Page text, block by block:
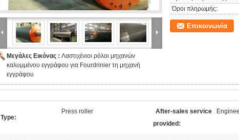
Μεγάλες Εικόνας : Λαστιχένιοι ρόλοι μηχανών
καλυμμένου εγγράφου για Fourdrinier τη μηχανή
εγγράφου
Όροι πληρωμής:
Επικοινωνία
Type:
Press roller
After-sales service
provided: